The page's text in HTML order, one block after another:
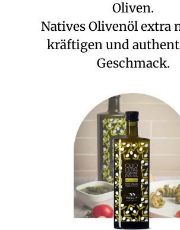
Oliven.
Natives Olivenöl extra
kräftigen und
Geschmack.